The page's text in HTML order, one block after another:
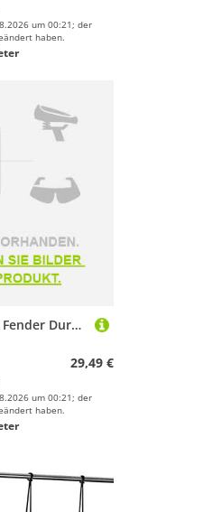
um 00:21; der
haben.
Majoni Cylindrical Fender Durchsichtig 210 mm
29,49 €
um 00:21; der
haben.